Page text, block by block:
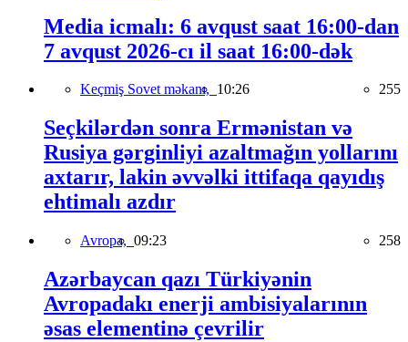
Media icmalı: 6 avqust saat 16:00-dan
7 avqust 2026-cı il saat 16:00-dək
Keçmiş Sovet məkanı, 10:26 255
Seçkilərdən sonra Ermənistan və
Rusiya gərginliyi azaltmağın yollarını
axtarır, lakin əvvəlki ittifaqa qayıdış
ehtimalı azdır
Avropa, 09:23 258
Azərbaycan qazı Türkiyənin
Avropadakı enerji ambisiyalarının
əsas elementinə çevrilir